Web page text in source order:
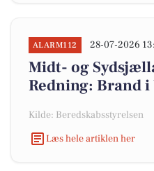
ALARM112 28-07-2026
Midt- og
Redning: Brand
Kilde: Beredskabsstyrelsen
Læs hele artiklen her